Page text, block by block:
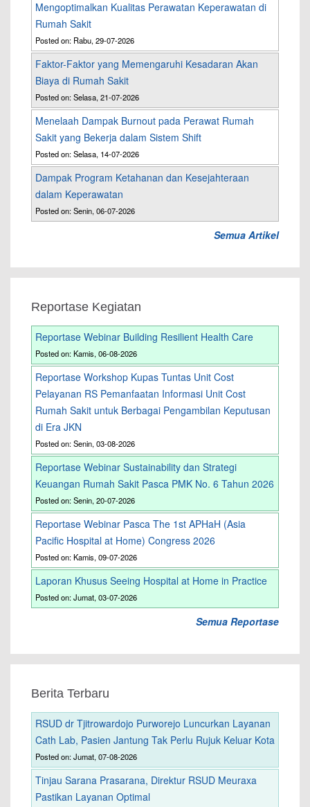
Mengoptimalkan Kualitas Perawatan Keperawatan di
Rumah Sakit
Posted on: Rabu, 29-07-2026
Faktor-Faktor yang Memengaruhi Kesadaran Akan
Biaya di Rumah Sakit
Posted on: Selasa, 21-07-2026
Menelaah Dampak Burnout pada Perawat Rumah
Sakit yang Bekerja dalam Sistem Shift
Posted on: Selasa, 14-07-2026
Dampak Program Ketahanan dan Kesejahteraan
dalam Keperawatan
Posted on: Senin, 06-07-2026
Semua Artikel
Reportase Kegiatan
Reportase Webinar Building Resilient Health Care
Posted on: Kamis, 06-08-2026
Reportase Workshop Kupas Tuntas Unit Cost
Pelayanan RS Pemanfaatan Informasi Unit Cost
Rumah Sakit untuk Berbagai Pengambilan Keputusan
di Era JKN
Posted on: Senin, 03-08-2026
Reportase Webinar Sustainability dan Strategi
Keuangan Rumah Sakit Pasca PMK No. 6 Tahun 2026
Posted on: Senin, 20-07-2026
Reportase Webinar Pasca The 1st APHaH (Asia
Pacific Hospital at Home) Congress 2026
Posted on: Kamis, 09-07-2026
Laporan Khusus Seeing Hospital at Home in Practice
Posted on: Jumat, 03-07-2026
Semua Reportase
Berita Terbaru
RSUD dr Tjitrowardojo Purworejo Luncurkan Layanan
Cath Lab, Pasien Jantung Tak Perlu Rujuk Keluar Kota
Posted on: Jumat, 07-08-2026
Tinjau Sarana Prasarana, Direktur RSUD Meuraxa
Pastikan Layanan Optimal